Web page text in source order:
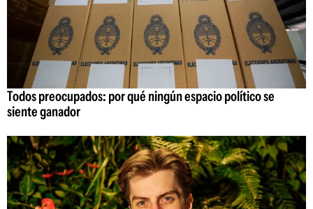
Todos preocupados: por qué ningún espacio político se
siente ganador